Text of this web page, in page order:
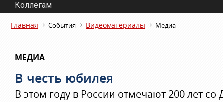
Коллегам
Главная События Видеоматериалы Медиа
МЕДИА
В честь юбилея
В этом году в России отмечают 200 лет